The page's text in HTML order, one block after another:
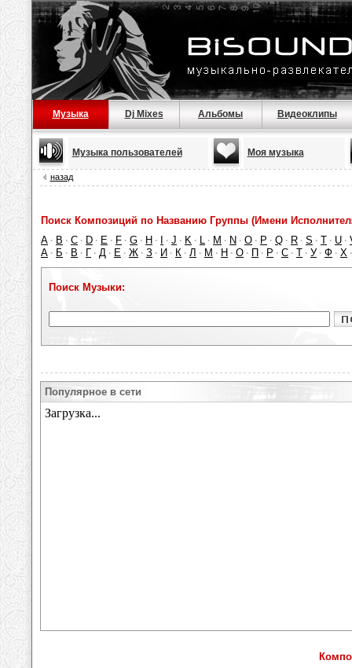
Музыка Dj Mixes Альбомы Видеоклипы
Музыка пользователей Моя музыка
назад
Поиск Композиций по Названию Группы (Имени
A · B · C · D · E · F · G · H · · J · K · L · M · N · O · P · Q · R · S · T · U ·
А · Б · В · Г · Д · Е · Ж · З · И · К · Л · М · Н · О · П · Р · С · Т · У · Ф · Х
Поиск Музыки:
Популярное в сети